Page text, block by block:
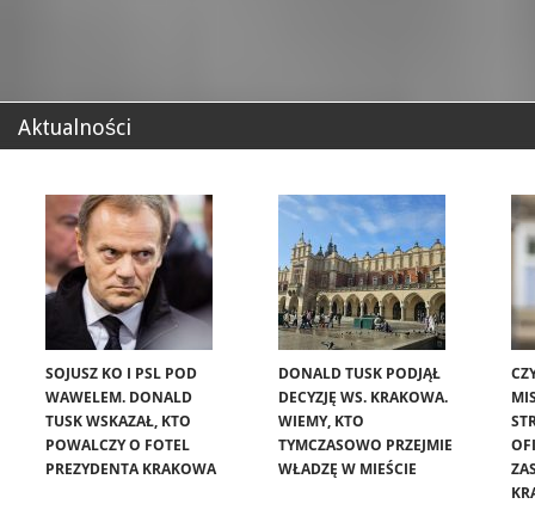
Aktualności
SOJUSZ KO I PSL POD
WAWELEM. DONALD
TUSK WSKAZAŁ, KTO
POWALCZY O FOTEL
PREZYDENTA KRAKOWA
DONALD TUSK PODJĄŁ
DECYZJĘ WS. KRAKOWA.
WIEMY, KTO
TYMCZASOWO PRZEJMIE
WŁADZĘ W MIEŚCIE